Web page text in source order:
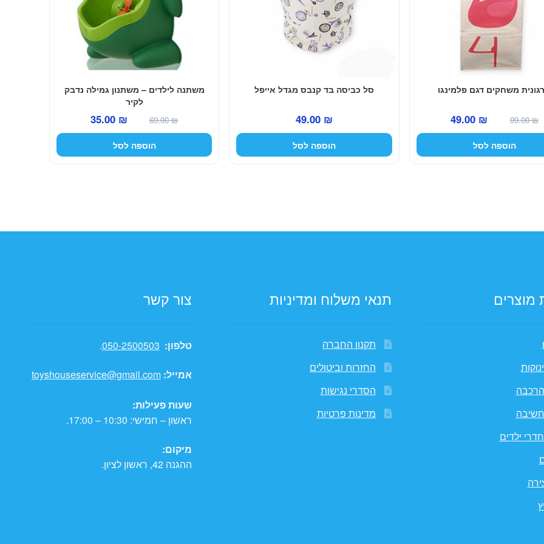
משחקים דגם פלמינגו
99.00₪
המחיר
המקורי
היה:
49.00 ₪
המחיר
הנוכחי
הוספה לסל
סל כביסה בד קנבס מגדל אייפל
49.00 ₪
הוספה לסל
משתנה לילדים – משתנון גמילה נדבק
לקיר
69.00₪
המחיר
המקורי
היה:
35.00 ₪
המחיר
הנוכחי
הוספה לסל
מוצרים
ילדים
תנאי משלוח ומדיניות
תקנון החברה
החזרות וביטולים
הסדרי נגישות
מדינות פרטיות
צור קשר
טלפון: 050-2500503
.
אמייל: toyshouseservice@gmail.com
שעות פעילות:
ראשון – חמישי: 10:30 – 17:00.
מיקום:
ההגנה 42, ראשון לציון.